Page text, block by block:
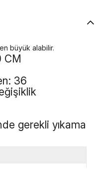
büyük alabilir.
CM
36
gerekli yıkama